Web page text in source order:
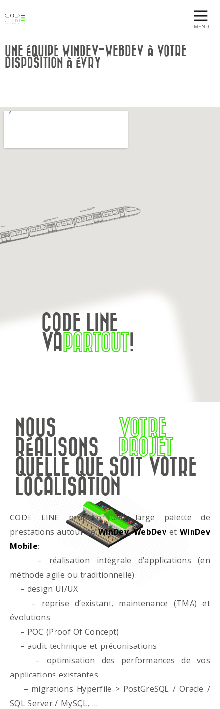
MENU
UNE ÉQUIPE WINDEV-WEBDEV À VOTRE
DISPOSITION À ÉVRY
CODE LINE
VAPARTOUT!
NOUS
RÉALISONS
VOTRE
PROJET
QUELLE QUE SOIT VOTRE
LOCALISATION
CODE LINE propose une large palette de
prestations autour deWinDev,WebDevet WinDev
Mobile:
– réalisation intégrale d’applications (en
méthode agile ou traditionnelle)
– design UI/UX
– reprise d’existant, maintenance (TMA) et
évolutions
– POC (Proof Of Concept)
– audit technique et préconisations
– optimisation des performances de vos
applications existantes
– migrations Hyperfile > PostGreSQL / Oracle /
SQL Server / MySQL, …